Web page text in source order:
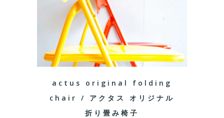
actus original folding
chair / アクタス オリジナル
折り畳み椅子